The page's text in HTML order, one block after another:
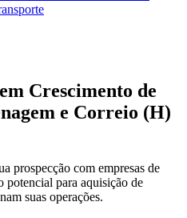
Crescimento de
e Correio (H)
prospecção com empresas de
potencial para aquisição de
suas operações.